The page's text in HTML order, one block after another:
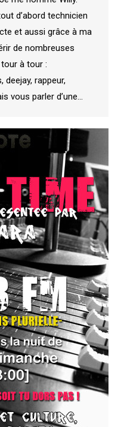
d’abord technicien
et aussi grâce à ma
de nombreuses
à tour :
deejay, rappeur,
vous parler d’une…